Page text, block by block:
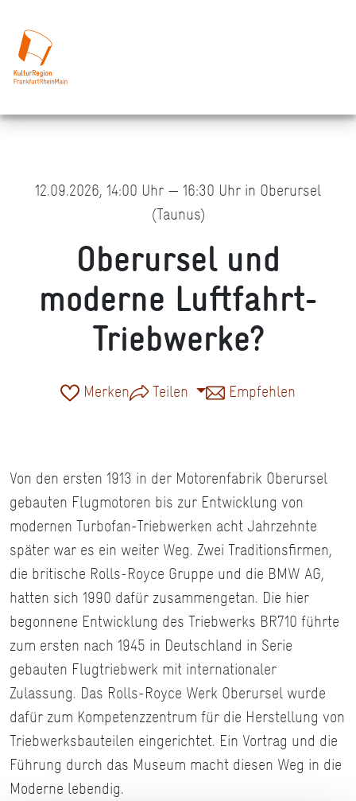
12.09.2026, 14:00 Uhr — 16:30 Uhr in Oberursel
(Taunus)
Oberursel und
moderne Luftfahrt-
Triebwerke?
Merken Teilen Empfehlen
Von den ersten 1913 in der Motorenfabrik Oberursel
gebauten Flugmotoren bis zur Entwicklung von
modernen Turbofan-Triebwerken acht Jahrzehnte
später war es ein weiter Weg. Zwei Traditionsfirmen,
die britische Rolls-Royce Gruppe und die BMW AG,
hatten sich 1990 dafür zusammengetan. Die hier
begonnene Entwicklung des Triebwerks BR710 führte
zum ersten nach 1945 in Deutschland in Serie
gebauten Flugtriebwerk mit internationaler
Zulassung. Das Rolls-Royce Werk Oberursel wurde
dafür zum Kompetenzzentrum für die Herstellung von
Triebwerksbauteilen eingerichtet. Ein Vortrag und die
Führung durch das Museum macht diesen Weg in die
Moderne lebendig.